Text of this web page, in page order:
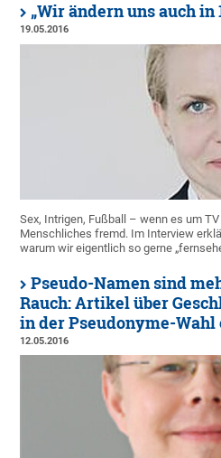
„Wir ändern uns auch
19.05.2016
Sex, Intrigen, Fußball – wenn es um
Menschliches fremd. Im Interview
warum wir eigentlich so gerne
Pseudo-Namen sind
Rauch: Artikel über
in der Pseudonyme-Wahl
12.05.2016